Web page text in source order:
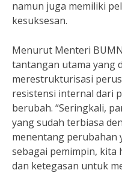
namun juga memiliki
kesuksesan.
Menurut Menteri
tantangan utama yang
merestrukturisasi
resistensi internal dari
berubah. “Seringkali,
yang sudah terbiasa
menentang perubahan
sebagai pemimpin, kita
dan ketegasan untuk